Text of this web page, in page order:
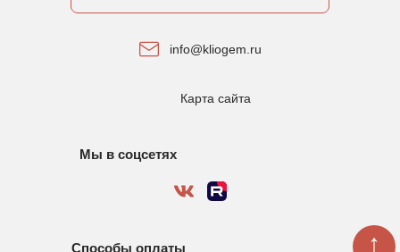
info@kliogem.ru
Карта сайта
Мы в соцсетях
Способы оплаты ↑